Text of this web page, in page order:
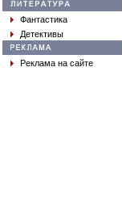
Фантастика
Детективы
Реклама на сайте